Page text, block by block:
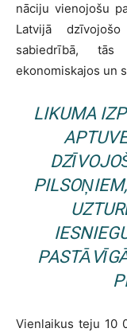
nāciju vienojošu
Latvijā
sabiedrībā, tās
ekonomiskajos un
LIKUMA
Vienlaikus teju 10